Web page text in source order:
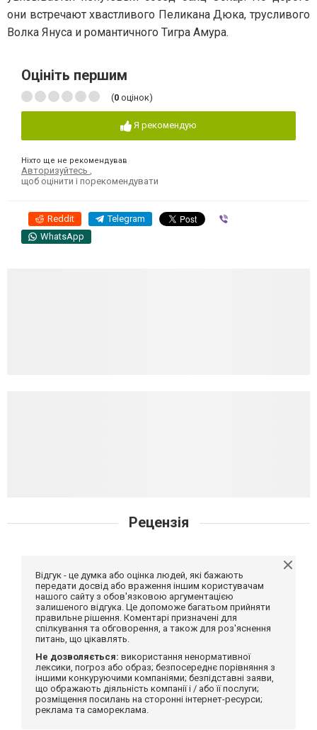
они встречают хвастливого Пеликана Дюка, трусливого
Волка Януса и романтичного Тигра Амура.
Оцініть першим
(0 оцінок)
Я рекомендую
Ніхто ще не рекомендував
Авторизуйтесь
щоб оцінити і порекомендувати
Reddit Telegram
WhatsApp
Рецензія
Відгук - це думка або оцінка людей, які бажають
передати досвід або враження іншим користувачам
нашого сайту з обов'язковою аргументацією
залишеного відгука. Це допоможе багатьом прийняти
правильне рішення. Коментарі призначені для
спілкування та обговорення, а також для роз'яснення
питань, що цікавлять.
Не дозволяється: використання ненормативної
лексики, погроз або образ; безпосереднє порівняння з
іншими конкуруючими компаніями; безпідставні заяви,
що ображають діяльність компанії і / або її послуги;
розміщення посилань на сторонні інтернет-ресурси;
реклама та самореклама.